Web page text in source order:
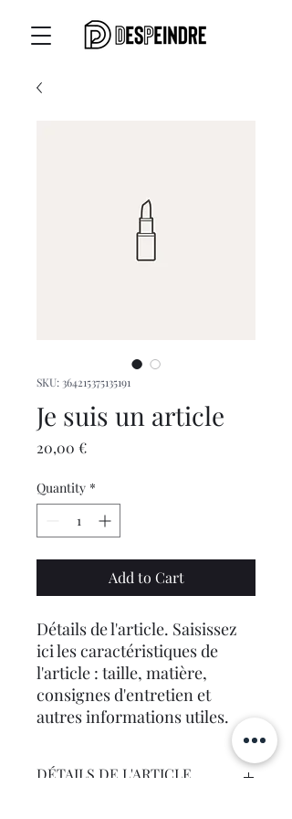
SKU: 364215375135191
Je suis un article
20,00 €Price
Quantity *
Add to Cart
Détails de l'article. Saisissez
ici les caractéristiques de
l'article : taille, matière,
consignes d'entretien et
autres informations utiles.
DÉTAILS DE L'ARTICLE